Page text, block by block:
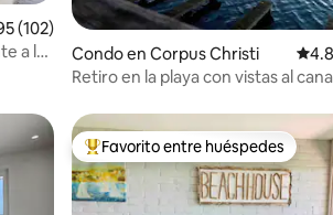
promedio: 4.95 de 5, 102 reseñas
(102)
a la
Condo en Corpus Christi
Retiro en la playa con vistas al
Favorito entre huéspedes preferido
Favorito entre huéspedes